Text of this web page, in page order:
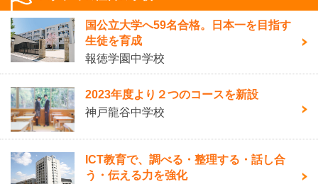
国公立大学へ59名合格。日本一を目指す
生徒を育成
報徳学園中学校
2023年度より２つのコースを新設
神戸龍谷中学校
ICT教育で、調べる・整理する・話し合
う・伝える力を強化